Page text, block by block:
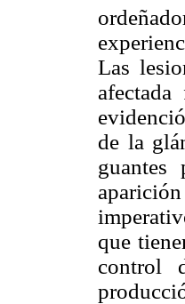
Las
de la
guantes
que
control